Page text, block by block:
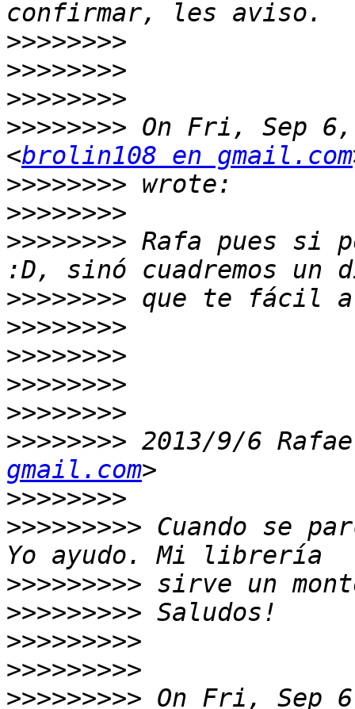
>>>>>>>>
>>>>>>>>
>>>>>>>>
>>>>>>>> On Fri, Sep
<brolin108 en gmail.com
>>>>>>>>
>>>>>>>>
>>>>>>>> Rafa pues si
>>>>>>>>
>>>>>>>>
>>>>>>>>
>>>>>>>>
>>>>>>>>
>>>>>>>> 2013/9/6
gmail.com
>>>>>>>>
>>>>>>>>> Cuando se
>>>>>>>>>
>>>>>>>>>
>>>>>>>>>
>>>>>>>>>
>>>>>>>>> On Fri, Sep